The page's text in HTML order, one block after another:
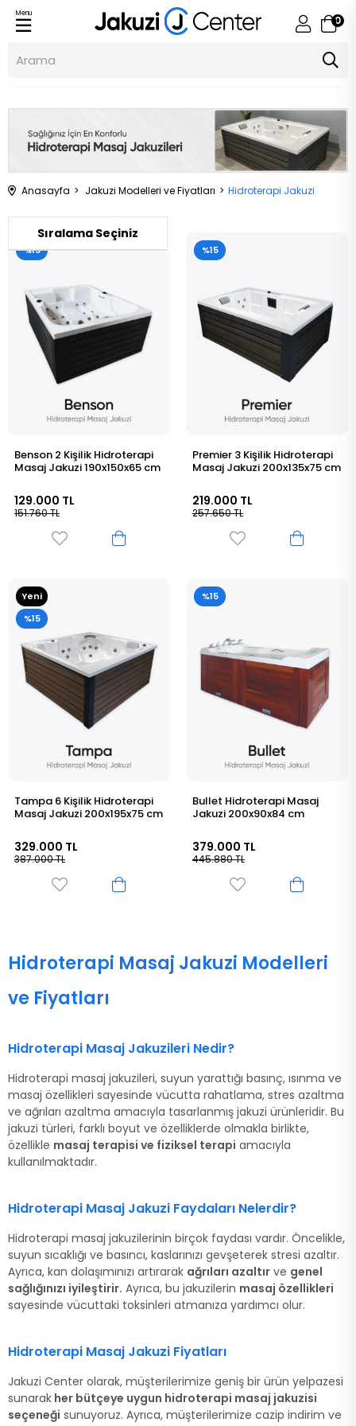
0
Menu
Anasayfa Jakuzi Modelleri ve Fiyatları Hidroterapi Jakuzi
Benson 2 Kişilik Hidroterapi
Masaj Jakuzi 190x150x65 cm
129.000 TL
151.760 TL
%15
Premier 3 Kişilik Hidroterapi
Masaj Jakuzi 200x135x75 cm
219.000 TL
257.650 TL
%15
Tampa 6 Kişilik Hidroterapi
Masaj Jakuzi 200x195x75 cm
329.000 TL
387.000 TL
Yeni
Ürün
%15
Bullet Hidroterapi Masaj
Jakuzi 200x90x84 cm
379.000 TL
445.880 TL
%15
Hidroterapi Masaj Jakuzi Modelleri
ve Fiyatları
Hidroterapi Masaj Jakuzileri Nedir?
Hidroterapi masaj jakuzileri, suyun yarattığı basınç, ısınma ve
masaj özellikleri sayesinde vücutta rahatlama, stres azaltma
ve ağrıları azaltma amacıyla tasarlanmış jakuzi ürünleridir. Bu
jakuzi türleri, farklı boyut ve özelliklerde olmakla birlikte,
özellikle masaj terapisi ve fiziksel terapi amacıyla
kullanılmaktadır.
Hidroterapi Masaj Jakuzi Faydaları Nelerdir?
Hidroterapi masaj jakuzilerinin birçok faydası vardır. Öncelikle,
suyun sıcaklığı ve basıncı, kaslarınızı gevşeterek stresi azaltır.
Ayrıca, kan dolaşımınızı artırarak ağrıları azaltır ve genel
sağlığınızı iyileştirir. Ayrıca, bu jakuzilerin masaj özellikleri
sayesinde vücuttaki toksinleri atmanıza yardımcı olur.
Hidroterapi Masaj Jakuzi Fiyatları
Jakuzi Center olarak, müşterilerimize geniş bir ürün yelpazesi
sunarak her bütçeye uygun hidroterapi masaj jakuzisi
seçeneği sunuyoruz. Ayrıca, müşterilerimize cazip indirim ve